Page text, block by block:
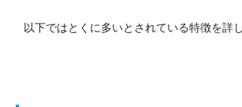
以下ではとくに多いとされている特徴を詳